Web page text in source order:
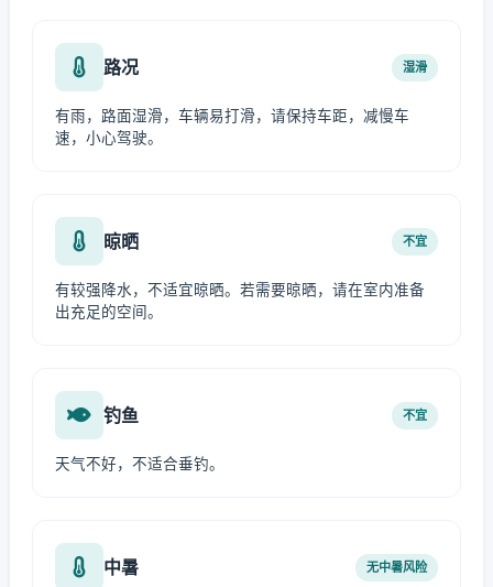
路况 湿滑
有雨，路面湿滑，车辆易打滑，请保持车距，减慢车
速，小心驾驶。
晾晒 不宜
有较强降水，不适宜晾晒。若需要晾晒，请在室内准备
出充足的空间。
钓鱼 不宜
天气不好，不适合垂钓。
中暑 无中暑风险